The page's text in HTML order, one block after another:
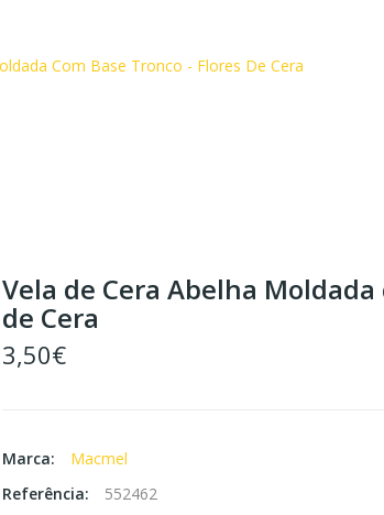
Com Base Tronco - Flores De Cera
Vela de Cera Abelha
de Cera
3,50€
Marca:
Macmel
Referência:
552462